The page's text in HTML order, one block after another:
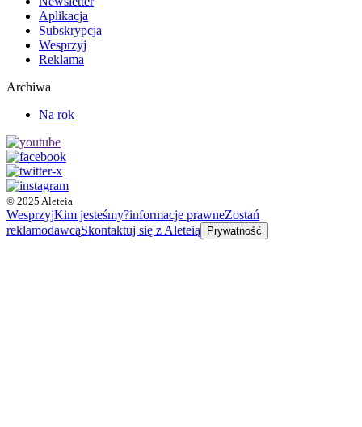
Aplikacja
Subskrypcja
Wesprzyj
Reklama
Archiwa
Na rok
© 2025 Aleteia
WesprzyjKim jesteśmy?informacje prawneZostań
reklamodawcąSkontaktuj się z Aleteią Prywatność